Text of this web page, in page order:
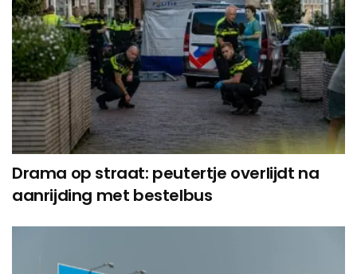
Drama op straat: peutertje overlijdt na
aanrijding met bestelbus